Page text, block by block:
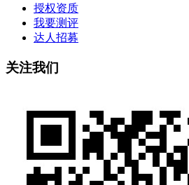
授权资质
我要测评
达人招募
关注我们